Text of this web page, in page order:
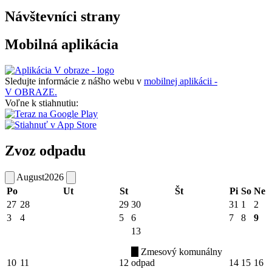
Návštevníci strany
Mobilná aplikácia
Sledujte informácie z nášho webu v mobilnej aplikácii -
V OBRAZE.
Voľne k stiahnutiu:
Zvoz odpadu
August2026
Po
Ut St Št Pi So Ne
27 28 29 30 31 1
2
3
4 5 6 7 8 9
10 11 12
13
Zmesový komunálny
odpad
14 15 16